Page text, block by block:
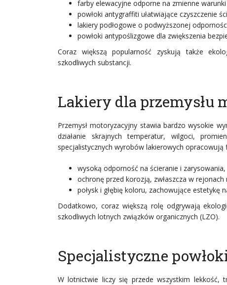
farby elewacyjne odporne na zmienne
powłoki antygraffiti ułatwiające czyszczenie
lakiery podłogowe o podwyższonej
powłoki antypoślizgowe dla zwiększenia
Coraz większą popularność zyskują także
szkodliwych substancji.
Lakiery dla przemysłu
Przemysł motoryzacyjny stawia bardzo wysokie
działanie skrajnych temperatur, wilgoci,
specjalistycznych wyrobów lakierowych opracowują
wysoką odporność na ścieranie i zarysowania,
ochronę przed korozją, zwłaszcza w
połysk i głębię koloru, zachowujące estetykę
Dodatkowo, coraz większą rolę odgrywają
szkodliwych lotnych związków organicznych (LZO).
Specjalistyczne
W lotnictwie liczy się przede wszystkim lekkość,